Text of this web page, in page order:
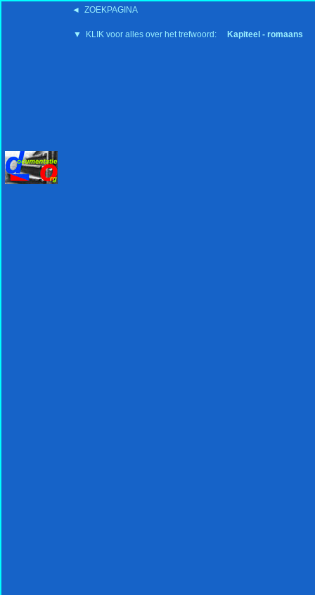
◄ ZOEKPAGINA
▼ KLIK voor alles over het trefwoord: Kapiteel - romaans
'15:19 19-2-2008